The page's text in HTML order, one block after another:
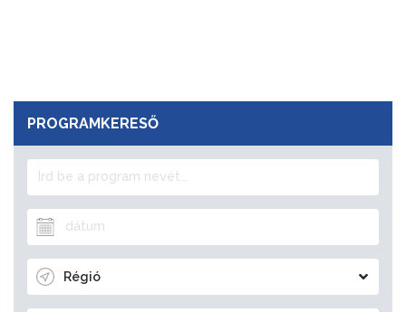
PROGRAMKERESŐ
Régió